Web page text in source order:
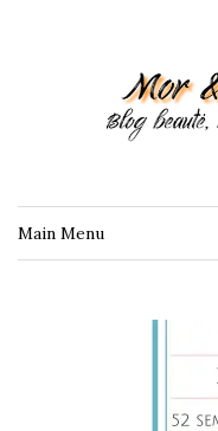
Main Menu